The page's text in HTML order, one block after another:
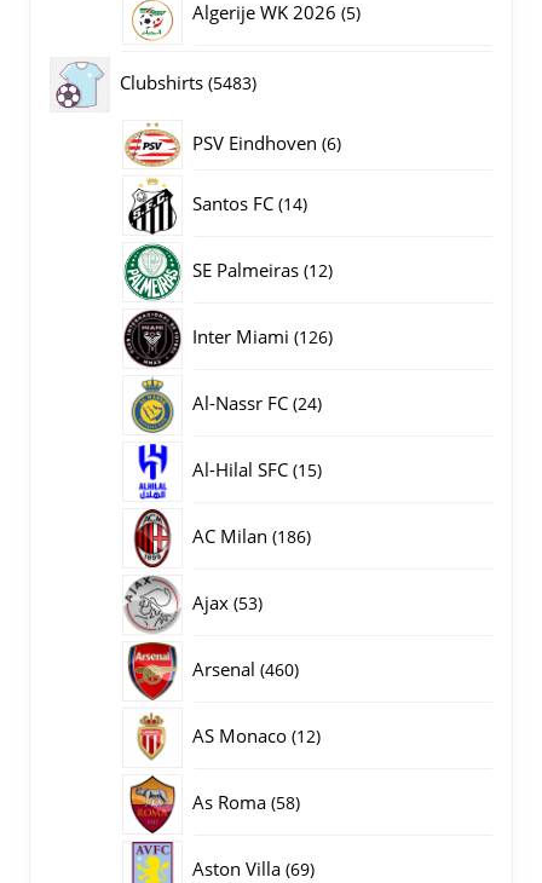
Algerije WK 2026 55
Clubshirts 54835483
producten
PSV Eindhoven 66
Santos FC 1414
SE Palmeiras 1212
Inter Miami 126126
Al-Nassr FC 2424
Al-Hilal SFC 1515
AC Milan 186186
Ajax 5353
Arsenal 460460
AS Monaco 1212
As Roma 5858
Aston Villa 6969